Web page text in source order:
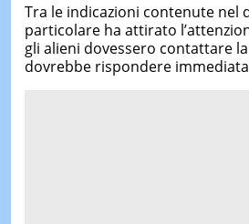
Tra le indicazioni contenute nel
particolare ha attirato
gli alieni dovessero contattare
dovrebbe rispondere